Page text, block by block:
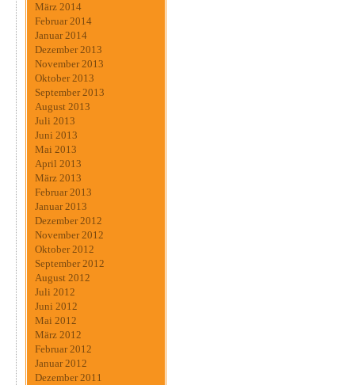
März 2014
Februar 2014
Januar 2014
Dezember 2013
November 2013
Oktober 2013
September 2013
August 2013
Juli 2013
Juni 2013
Mai 2013
April 2013
März 2013
Februar 2013
Januar 2013
Dezember 2012
November 2012
Oktober 2012
September 2012
August 2012
Juli 2012
Juni 2012
Mai 2012
März 2012
Februar 2012
Januar 2012
Dezember 2011